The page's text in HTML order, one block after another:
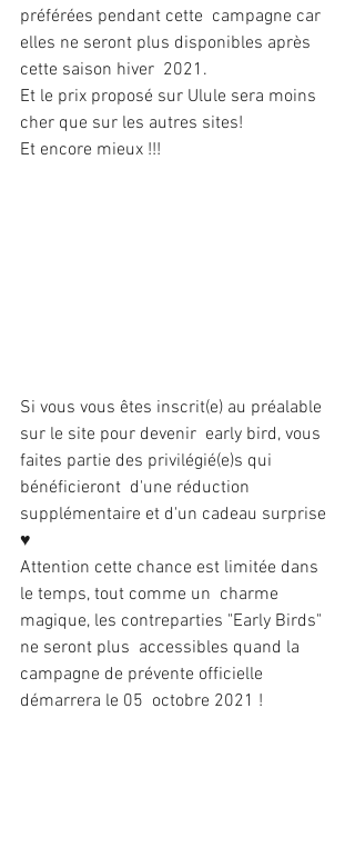
préférées pendant cette  campagne car
elles ne seront plus disponibles après
cette saison hiver  2021.
Et le prix proposé sur Ulule sera moins
cher que sur les autres sites!
Et encore mieux !!!
Si vous vous êtes inscrit(e) au préalable
sur le site pour devenir  early bird, vous
faites partie des privilégié(e)s qui
bénéficieront  d'une réduction
supplémentaire et d'un cadeau surprise
♥
Attention cette chance est limitée dans
le temps, tout comme un  charme
magique, les contreparties "Early Birds"
ne seront plus  accessibles quand la
campagne de prévente officielle
démarrera le 05  octobre 2021 !